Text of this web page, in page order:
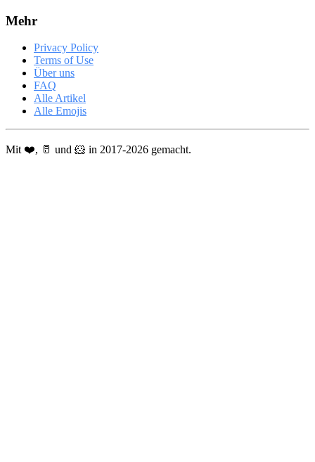
Mehr
Privacy Policy
Terms of Use
Über uns
FAQ
Alle Artikel
Alle Emojis
Mit ❤️, 🥛 und 🐹 in 2017-2026 gemacht.